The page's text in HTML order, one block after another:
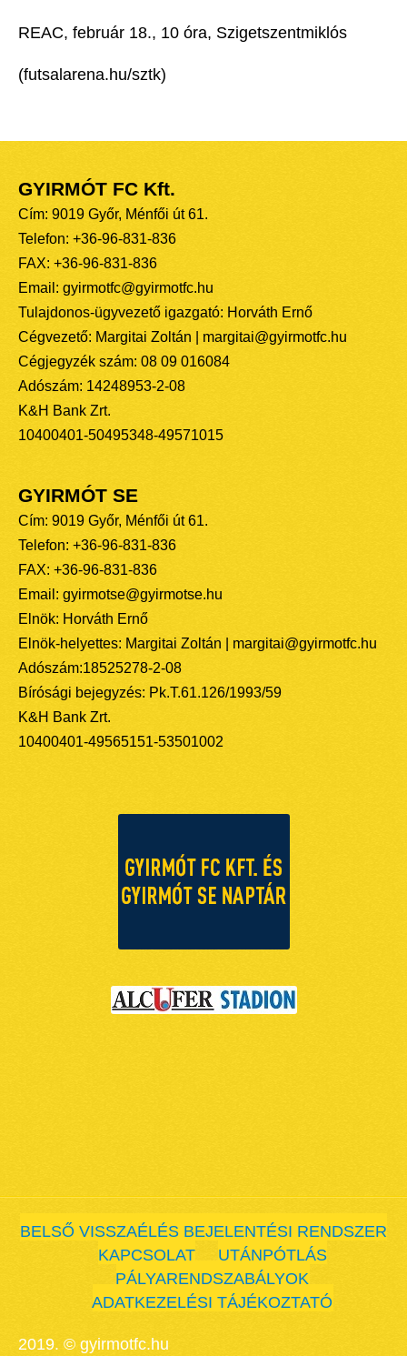
REAC, február 18., 10 óra, Szigetszentmiklós
(futsalarena.hu/sztk)
GYIRMÓT FC Kft.
Cím: 9019 Győr, Ménfői út 61.
Telefon: +36-96-831-836
FAX: +36-96-831-836
Email: gyirmotfc@gyirmotfc.hu
Tulajdonos-ügyvezető igazgató: Horváth Ernő
Cégvezető: Margitai Zoltán | margitai@gyirmotfc.hu
Cégjegyzék szám: 08 09 016084
Adószám: 14248953-2-08
K&H Bank Zrt.
10400401-50495348-49571015
GYIRMÓT SE
Cím: 9019 Győr, Ménfői út 61.
Telefon: +36-96-831-836
FAX: +36-96-831-836
Email: gyirmotse@gyirmotse.hu
Elnök: Horváth Ernő
Elnök-helyettes: Margitai Zoltán | margitai@gyirmotfc.hu
Adószám:18525278-2-08
Bírósági bejegyzés: Pk.T.61.126/1993/59
K&H Bank Zrt.
10400401-49565151-53501002
BELSŐ VISSZAÉLÉS BEJELENTÉSI RENDSZER
KAPCSOLAT
UTÁNPÓTLÁS
PÁLYARENDSZABÁLYOK
ADATKEZELÉSI TÁJÉKOZTATÓ
2019. © gyirmotfc.hu